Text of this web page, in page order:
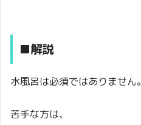
■解説
水風呂は必須ではありません。
苦手な方は、